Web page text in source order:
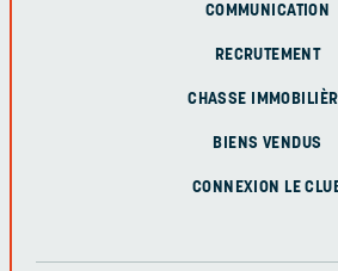
COMMUNICATION
RECRUTEMENT
CHASSE
BIENS VENDUS
CONNEXION LE